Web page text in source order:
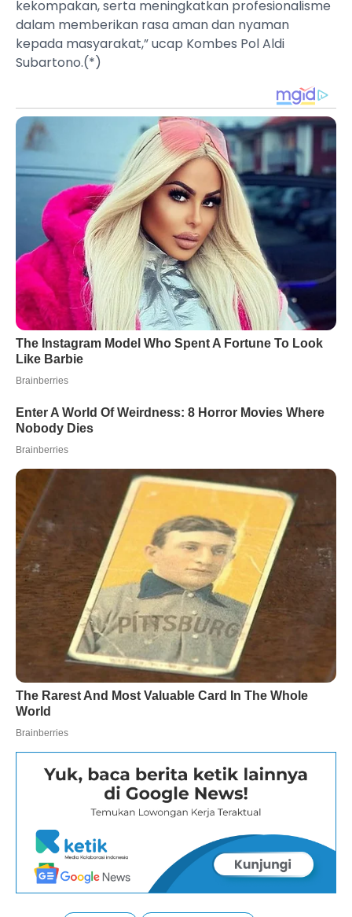
kekompakan, serta meningkatkan profesionalisme
dalam memberikan rasa aman dan nyaman
kepada masyarakat,” ucap Kombes Pol Aldi
Subartono.(*)